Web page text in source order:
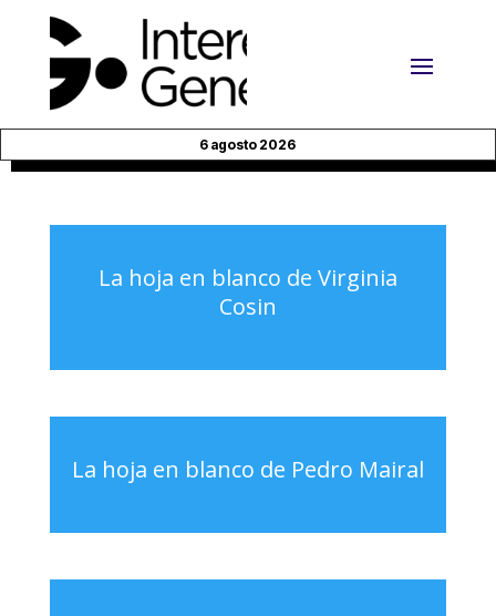
6 agosto 2026
La hoja en blanco de Virginia
Cosin
La hoja en blanco de Pedro Mairal